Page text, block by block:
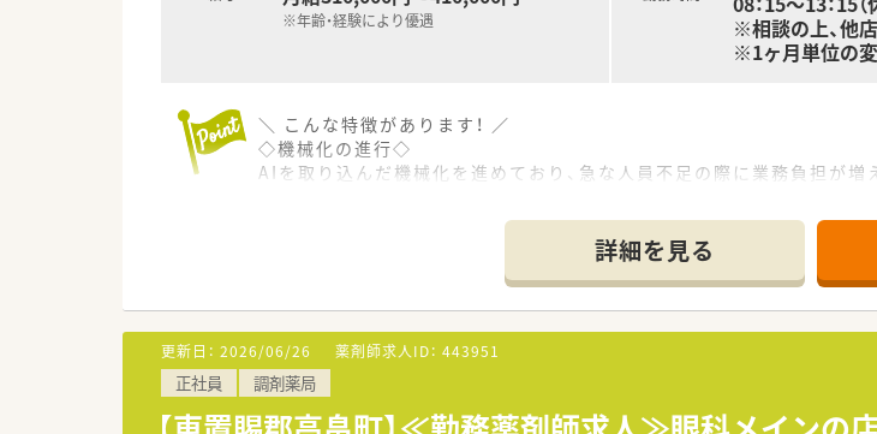
※年齢・経験により優遇
※相談の上、他
※1ヶ月単位の
＼ こんな特徴があります！ ／
◇機械化の進行◇
AIを取り込んだ機械化を進めており、急な人員不足の際に業務負担が増
新規契約は増加傾向にありますが、まだまだ取り組みが及んでいない店
同社では「在宅支援チーム」を設けており、在宅への疑問や契約取得の
◇『一緒に成長する』ための研修制度◇
同社では医療事務の方と一緒に研修を行ってるのが特徴の1つで、一緒
そのため、同期との関係をしっかり築くことが出来ます。
他にも、海外研修や介護施設への研修も行っており、これからまた開催
詳細を見る
更新日： 2026/06/26 薬剤師求人ID： 443951
正社員 調剤薬局